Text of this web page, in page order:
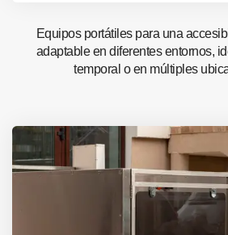
Equipos portátiles para una
adaptable en diferentes entornos,
temporal o en múltiples